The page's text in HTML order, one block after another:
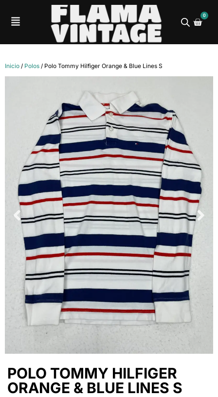
0
Inicio / Polos / Polo Tommy Hilfiger Orange & Blue Lines S
POLO TOMMY HILFIGER
ORANGE & BLUE LINES S